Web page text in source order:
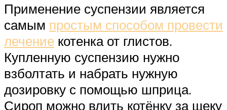
Применение суспензии является
самым простым способом провести
лечение котенка от глистов.
Купленную суспензию нужно
взболтать и набрать нужную
дозировку с помощью шприца.
Сироп можно влить котёнку за щеку